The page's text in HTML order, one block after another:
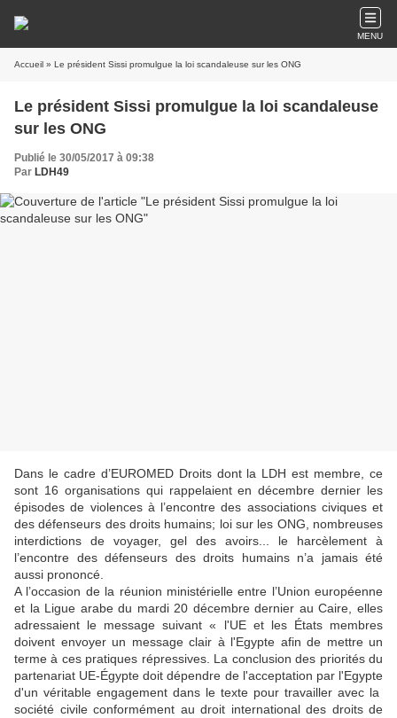
MENU
Accueil » Le président Sissi promulgue la loi scandaleuse sur les ONG
Le président Sissi promulgue la loi scandaleuse
sur les ONG
Publié le 30/05/2017 à 09:38
Par LDH49
Dans le cadre d’EUROMED Droits dont la LDH est membre, ce
sont 16 organisations qui rappelaient en décembre dernier les
épisodes de violences à l’encontre des associations civiques et
des défenseurs des droits humains; loi sur les ONG, nombreuses
interdictions de voyager, gel des avoirs... le harcèlement à
l’encontre des défenseurs des droits humains n’a jamais été
aussi prononcé.
A l’occasion de la réunion ministérielle entre l’Union européenne
et la Ligue arabe du mardi 20 décembre dernier au Caire, elles
adressaient le message suivant « l'UE et les États membres
doivent envoyer un message clair à l'Egypte afin de mettre un
terme à ces pratiques répressives. La conclusion des priorités du
partenariat UE-Égypte doit dépendre de l'acceptation par l'Egypte
d'un véritable engagement dans le texte pour travailler avec la
société civile conformément au droit international des droits de